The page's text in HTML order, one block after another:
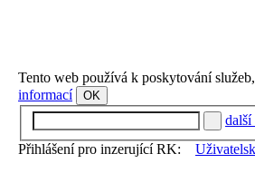
Tento web používá k poskytování
informací
OK
další
Přihlášení pro inzerující RK: